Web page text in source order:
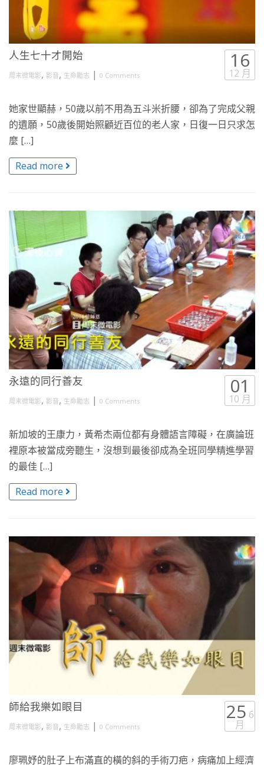
人生七十才開始
周末微電影, 影音, 生命勵志 | 0 Comments
16
12 月
她家世顯赫，50歲以前不用為五斗米折腰，卻為了完成父親
的遺願，50歲後開始照顧近百位的老人家，日復一日只求怎
麼 […]
Read more
永遠的同行善友
周末微電影, 影音, 生命勵志 | 0 Comments
01
10 月
新加坡的王康力，黃希杰兩位都有身體語言障礙，在廣論班
裡原本被當成旁聽生，沒想到最後卻成為全班同學精進學習
的最佳 […]
Read more
師給我樂如眼目
周末微電影, 影音, 生命勵志 | 0 Comments
25 6
月
廖珮妤的肚子上布滿直的橫的斜的手術刀疤，病痛加上經濟